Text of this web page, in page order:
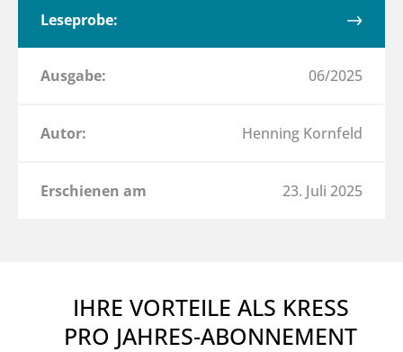
Leseprobe:
Ausgabe: 06/2025
Autor: Henning Kornfeld
Erschienen am 23. Juli 2025
IHRE VORTEILE ALS KRESS
PRO JAHRES-ABONNEMENT